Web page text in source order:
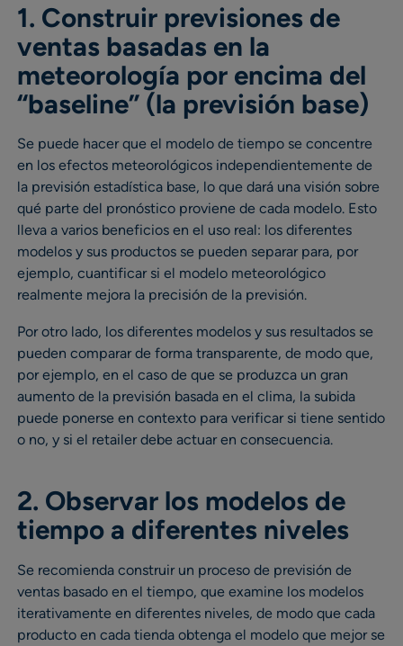
1. Construir previsiones de
ventas basadas en la
meteorología por encima del
“baseline” (la previsión base)
Se puede hacer que el modelo de tiempo se concentre
en los efectos meteorológicos independientemente de
la previsión estadística base, lo que dará una visión sobre
qué parte del pronóstico proviene de cada modelo. Esto
lleva a varios beneficios en el uso real: los diferentes
modelos y sus productos se pueden separar para, por
ejemplo, cuantificar si el modelo meteorológico
realmente mejora la precisión de la previsión.
Por otro lado, los diferentes modelos y sus resultados se
pueden comparar de forma transparente, de modo que,
por ejemplo, en el caso de que se produzca un gran
aumento de la previsión basada en el clima, la subida
puede ponerse en contexto para verificar si tiene sentido
o no, y si el retailer debe actuar en consecuencia.
2. Observar los modelos de
tiempo a diferentes niveles
Se recomienda construir un proceso de previsión de
ventas basado en el tiempo, que examine los modelos
iterativamente en diferentes niveles, de modo que cada
producto en cada tienda obtenga el modelo que mejor se